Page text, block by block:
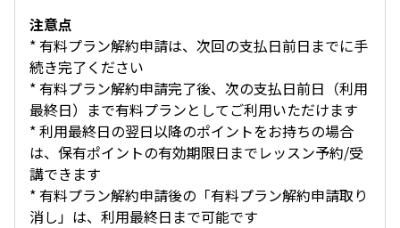
注意点
* 有料プラン解約申請は、次回の支払日前日までに手
続き完了ください
* 有料プラン解約申請完了後、次の支払日前日（利用
最終日）まで有料プランとしてご利用いただけます
* 利用最終日の翌日以降のポイントをお持ちの場合
は、保有ポイントの有効期限日までレッスン予約/受
講できます
* 有料プラン解約申請後の「有料プラン解約申請取り
消し」は、利用最終日まで可能です